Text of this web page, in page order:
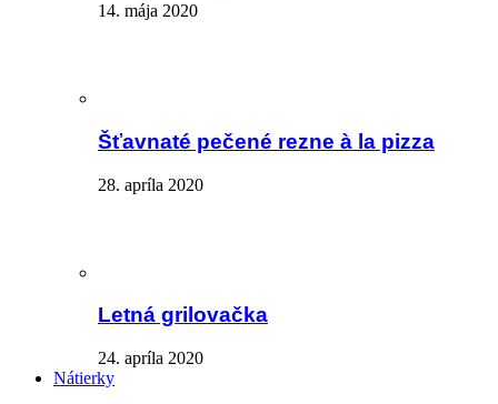
14. mája 2020
Šťavnaté pečené rezne à la pizza
28. apríla 2020
Letná grilovačka
24. apríla 2020
Nátierky